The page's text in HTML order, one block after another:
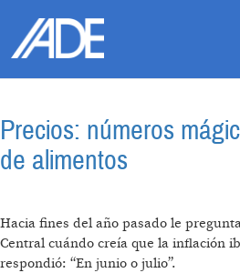
Precios: números
de alimentos
Hacia fines del año pasado le
Central cuándo creía que la inflación
respondió: “En junio o julio”.